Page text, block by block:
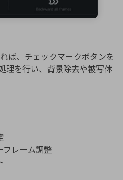
ば、チェックマークボタンを
理を行い、背景除去や被写体
レーム調整